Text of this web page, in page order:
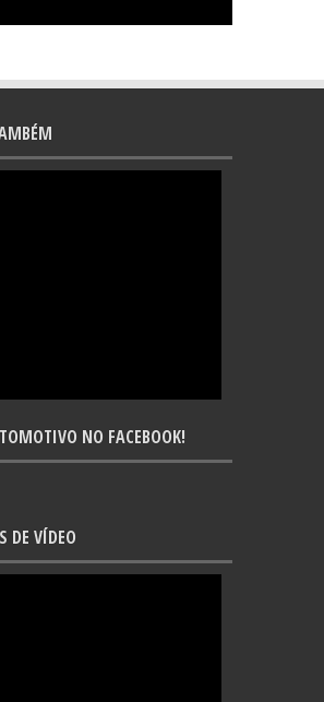
NO FACEBOOK!
DE VÍDEO